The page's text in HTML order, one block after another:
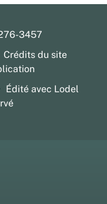
3457
Crédits du site
Édité avec Lodel